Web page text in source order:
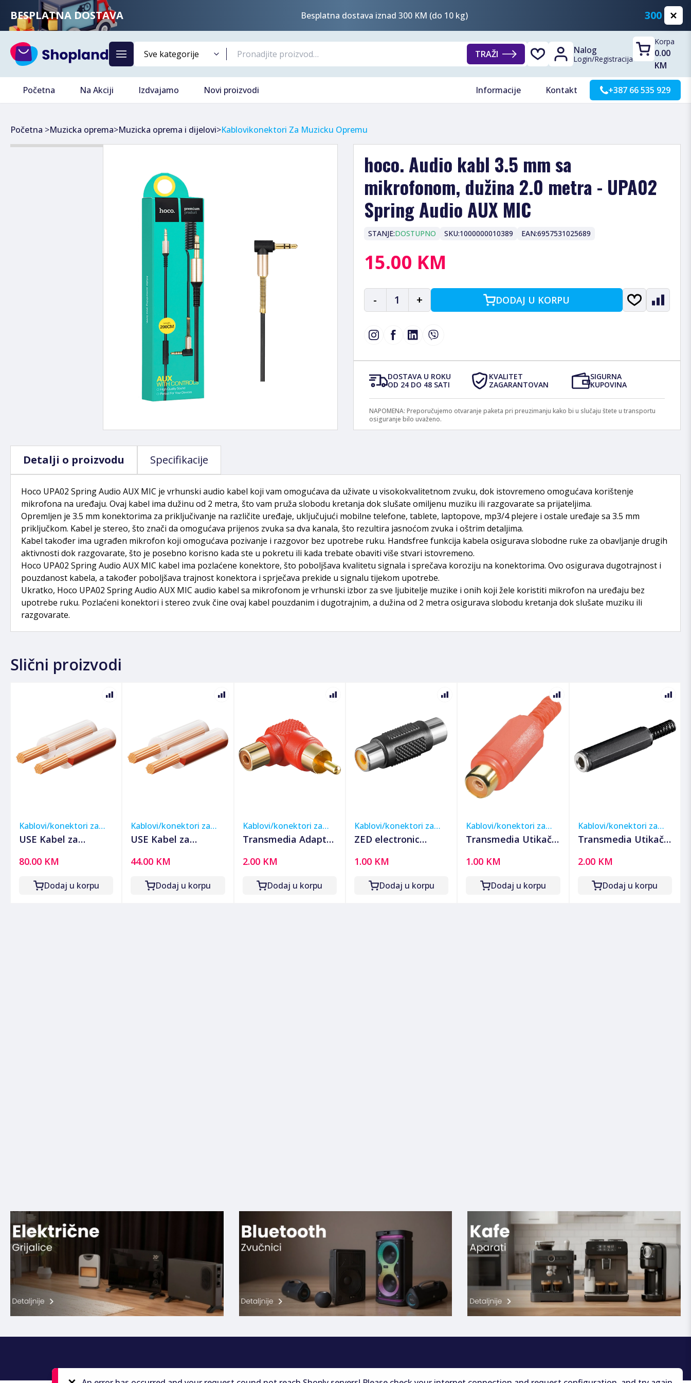
BESPLATNA DOSTAVA Besplatna dostava iznad 300 KM (do 10 kg) 300 KM
TRAŽI Nalog
Login/Registracija
Korpa
0.00
KM
Početna Na Akciji Izdvajamo Novi proizvodi Informacije Kontakt +387 66 535 929
Početna >Muzicka oprema>Muzicka oprema i dijelovi>Kablovikonektori Za Muzicku Opremu
hoco. Audio kabl 3.5 mm sa
mikrofonom, dužina 2.0 metra - UPA02
Spring Audio AUX MIC
STANJE:DOSTUPNO SKU:1000000010389 EAN:6957531025689
15.00 KM
- 1 + DODAJ U KORPU
DOSTAVA U ROKU
OD 24 DO 48 SATI
KVALITET
ZAGARANTOVAN
SIGURNA
KUPOVINA
NAPOMENA: Preporučujemo otvaranje paketa pri preuzimanju kako bi u slučaju štete u transportu
osiguranje bilo uvaženo.
Detalji o proizvodu Specifikacije
Hoco UPA02 Spring Audio AUX MIC je vrhunski audio kabel koji vam omogućava da uživate u visokokvalitetnom zvuku, dok istovremeno omogućava korištenje
mikrofona na uređaju. Ovaj kabel ima dužinu od 2 metra, što vam pruža slobodu kretanja dok slušate omiljenu muziku ili razgovarate sa prijateljima.
Opremljen je 3.5 mm konektorima za priključivanje na različite uređaje, uključujući mobilne telefone, tablete, laptopove, mp3/4 plejere i ostale uređaje sa 3.5 mm
priključkom. Kabel je stereo, što znači da omogućava prijenos zvuka sa dva kanala, što rezultira jasnoćom zvuka i oštrim detaljima.
Kabel također ima ugrađen mikrofon koji omogućava pozivanje i razgovor bez upotrebe ruku. Handsfree funkcija kabela osigurava slobodne ruke za obavljanje drugih
aktivnosti dok razgovarate, što je posebno korisno kada ste u pokretu ili kada trebate obaviti više stvari istovremeno.
Hoco UPA02 Spring Audio AUX MIC kabel ima pozlaćene konektore, što poboljšava kvalitetu signala i sprečava koroziju na konektorima. Ovo osigurava dugotrajnost i
pouzdanost kabela, a također poboljšava trajnost konektora i sprječava prekide u signalu tijekom upotrebe.
Ukratko, Hoco UPA02 Spring Audio AUX MIC audio kabel sa mikrofonom je vrhunski izbor za sve ljubitelje muzike i onih koji žele koristiti mikrofon na uređaju bez
upotrebe ruku. Pozlaćeni konektori i stereo zvuk čine ovaj kabel pouzdanim i dugotrajnim, a dužina od 2 metra osigurava slobodu kretanja dok slušate muziku ili
razgovarate.
Slični proizvodi
Kablovi/konektori za
muzičku opremu
USE Kabel za
mm, transparent,
100 met. - KLS 1,5T
80.00 KM
Dodaj u korpu
Kablovi/konektori za
muzičku opremu
USE Kabel za
mm, transparent,
100 met. - KLS 0,75T
44.00 KM
Dodaj u korpu
Kablovi/konektori za
muzičku opremu
Transmedia Adapter
kutni - AC23R
2.00 KM
Dodaj u korpu
Kablovi/konektori za
muzičku opremu
ZED electronic
cinch-Ž - AC19
1.00 KM
Dodaj u korpu
Kablovi/konektori za
muzičku opremu
Transmedia Utikač
1.00 KM
Dodaj u korpu
Kablovi/konektori za
muzičku opremu
Transmedia Utikač
2.00 KM
Dodaj u korpu